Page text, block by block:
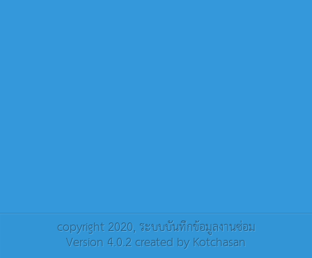
copyright 2020,ระบบบันทึกข้อมูลงานซ่อม
Version 4.0.2 created byKotchasan